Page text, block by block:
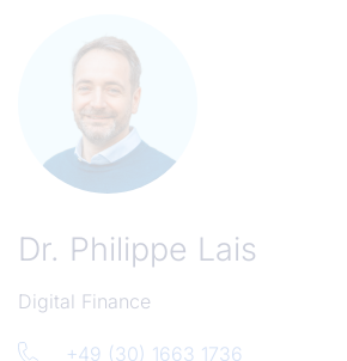
Dr. Philippe Lais
Digital Finance
+49 (30) 1663 1736